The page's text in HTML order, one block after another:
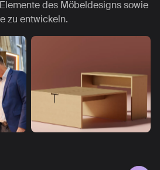
des Möbeldesigns sowie
zu entwickeln.